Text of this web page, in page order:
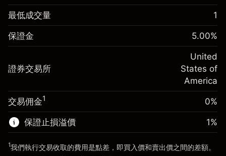
保證金。您的投資 $1,000.00
隔夜倉息
-0.021596
%
(-$4.32)
來自杠杆的資金 - 美元（大約值）
$19,000.00
前往平台
保證金。您的投資 $1,000.00
隔夜倉息
-0.000626
%
(-$0.13)
$20,000.00
來自杠杆的資金 - 美元（大約值）$19,000.00
前往平台
最低成交量 1
保證金 5.00%
證券交易所
United
States of
America
交易佣金1 0%
保證止損溢價 1%
1我們執行交易收取的費用是點差，即買入價和賣出價之間的差額。